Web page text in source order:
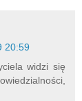
20:59
widzi się